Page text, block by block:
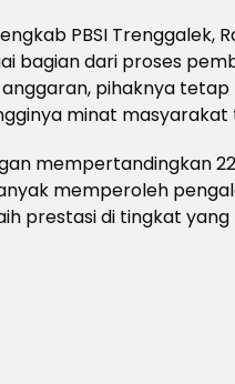
PBSI Trenggalek,
bagian dari proses
pihaknya
minat
mempertandingkan
memperoleh
prestasi di tingkat yang